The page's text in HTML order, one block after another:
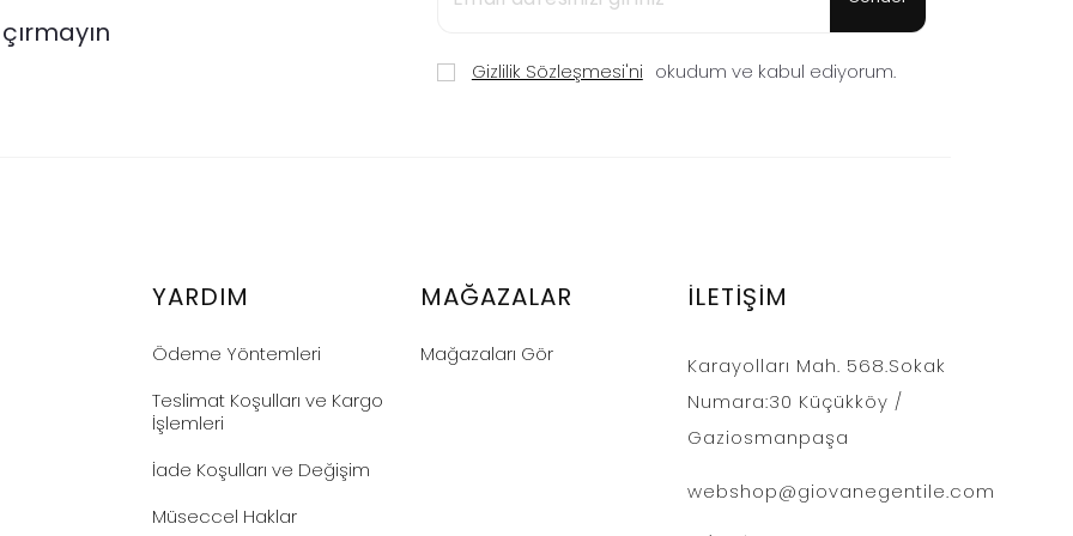
Gizlilik Sözleşmesi'ni okudum ve kabul ediyorum.
YARDIM
Ödeme Yöntemleri
Teslimat Koşulları ve Kargo
İşlemleri
İade Koşulları ve Değişim
Müseccel Haklar
MAĞAZALAR
Mağazaları Gör
İLETIŞIM
Karayolları Mah. 568.Sokak
Numara:30 Küçükköy /
Gaziosmanpaşa
webshop@giovanegentile.com